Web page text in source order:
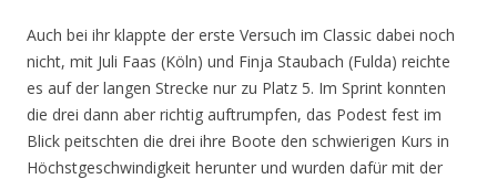
Auch bei ihr klappte der erste Versuch im Classic dabei noch
nicht, mit Juli Faas (Köln) und Finja Staubach (Fulda) reichte
es auf der langen Strecke nur zu Platz 5. Im Sprint konnten
die drei dann aber richtig auftrumpfen, das Podest fest im
Blick peitschten die drei ihre Boote den schwierigen Kurs in
Höchstgeschwindigkeit herunter und wurden dafür mit der